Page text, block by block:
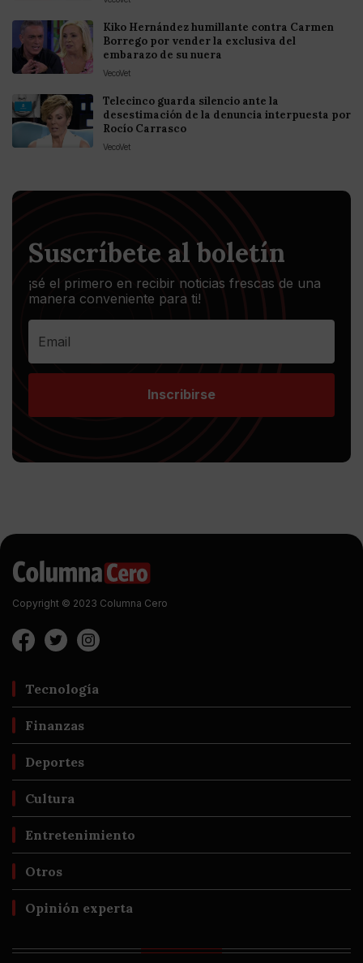
Kiko Hernández humillante contra Carmen
Borrego por vender la exclusiva del
embarazo de su nuera
VecoVet
Telecinco guarda silencio ante la
desestimación de la denuncia interpuesta por
Rocío Carrasco
VecoVet
Suscríbete al boletín
¡sé el primero en recibir noticias frescas de una
manera conveniente para ti!
Inscribirse
Copyright © 2023 Columna Cero
Tecnología
Finanzas
Deportes
Cultura
Entretenimiento
Otros
Opinión experta